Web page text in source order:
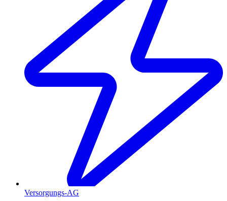
Versorgungs-AG